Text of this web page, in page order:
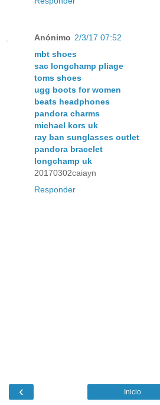
Anónimo 2/3/17 07:52
mbt shoes
sac longchamp pliage
toms shoes
ugg boots for women
beats headphones
pandora charms
michael kors uk
ray ban sunglasses outlet
pandora bracelet
longchamp uk
20170302caiayn
Responder
‹ Inicio